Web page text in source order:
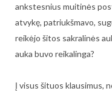
ankstesnius muitinės
atvykę, patriukšmavo,
reikėjo šitos sakralinės
auka buvo reikalinga?
Į visus šituos klausimus,